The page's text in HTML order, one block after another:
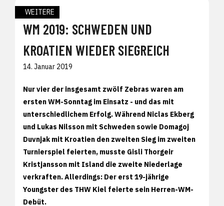
WEITERE
WM 2019: SCHWEDEN UND
KROATIEN WIEDER SIEGREICH
14. Januar 2019
Nur vier der insgesamt zwölf Zebras waren am
ersten WM-Sonntag im Einsatz - und das mit
unterschiedlichem Erfolg. Während Niclas Ekberg
und Lukas Nilsson mit Schweden sowie Domagoj
Duvnjak mit Kroatien den zweiten Sieg im zweiten
Turnierspiel feierten, musste Gisli Thorgeir
Kristjansson mit Island die zweite Niederlage
verkraften. Allerdings: Der erst 19-jährige
Youngster des THW Kiel feierte sein Herren-WM-
Debüt.